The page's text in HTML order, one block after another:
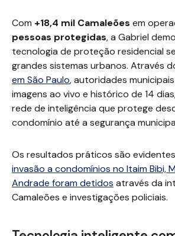
Com +18,4 mil Camaleões em
pessoas protegidas, a Gabriel
tecnologia de proteção residencial
grandes sistemas urbanos. Através
em São Paulo, autoridades
imagens ao vivo e histórico de 14
rede de inteligência que protege
condomínio até a segurança
Os resultados práticos são
invasão a condomínios no Itaim Bibi,
Andrade foram detidos através da
Camaleões e investigações policiais.